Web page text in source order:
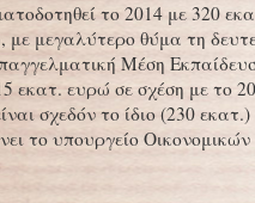
το 2014 με 320
με μεγαλύτερο θύμα τη
Μέση
εκατ. ευρώ σε σχέση με το
σχεδόν το ίδιο (230
το υπουργείο